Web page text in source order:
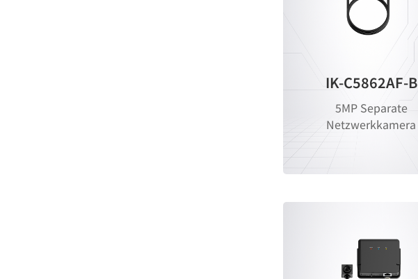
IK-C5862AF-B
5MP Separate
Netzwerkkamera